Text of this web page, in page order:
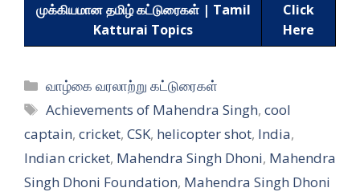
முக்கியமான தமிழ் கட்டுரைகள் | Tamil
Katturai Topics
Click
Here
Categories
வாழ்கை வரலாற்று கட்டுரைகள்
Tags
Achievements of Mahendra Singh,cool
captain, cricket, CSK, helicopter shot, India,
Indian cricket, Mahendra Singh Dhoni, Mahendra
Singh Dhoni Foundation, Mahendra Singh Dhoni